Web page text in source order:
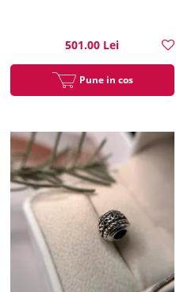
501.00 Lei
Pune in cos